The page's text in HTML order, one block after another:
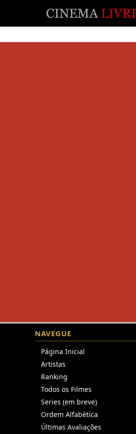
NAVEGUE
Página Inicial
Artistas
Ranking
Todos os Filmes
Series (em breve)
Ordem Alfabética
Últimas Avaliações